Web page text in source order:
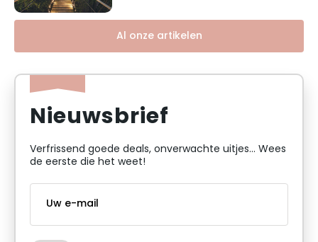
Al onze artikelen
Nieuwsbrief
Verfrissend goede deals, onverwachte uitjes... Wees
de eerste die het weet!